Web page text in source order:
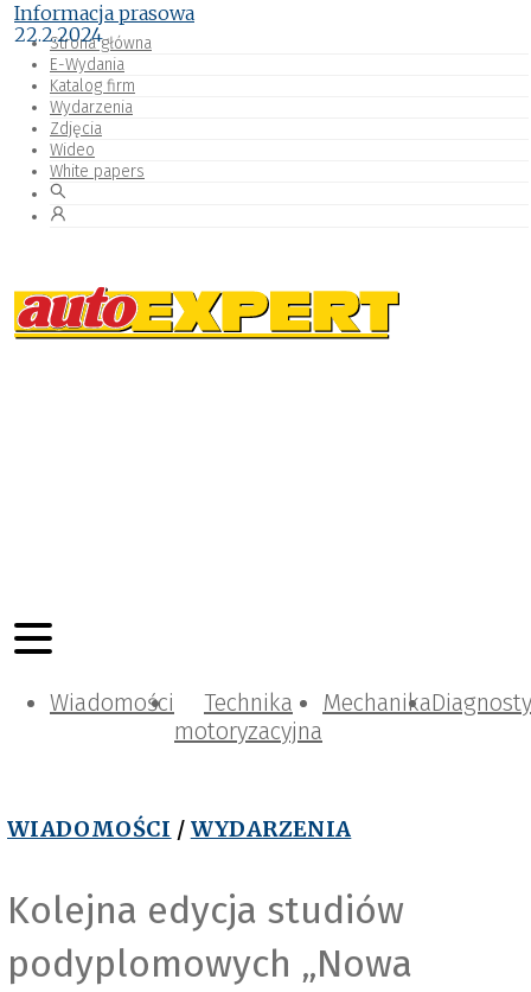
Strona główna
E-Wydania
Katalog firm
Wydarzenia
Zdjęcia
Wideo
White papers
Wiadomości
Technika
motoryzacyjna
Mechanika
WIADOMOŚCI / WYDARZENIA
Kolejna edycja studiów
podyplomowych „Nowa
Informacja prasowa
22.2.2024